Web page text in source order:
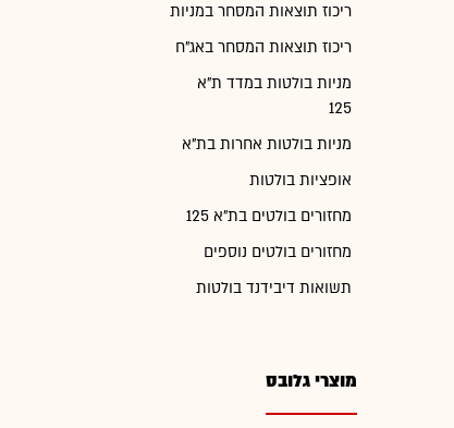
ריכוז תוצאות המסחר במניות
ריכוז תוצאות המסחר באג"ח
מניות בולטות במדד ת"א
125
מניות בולטות אחרות בת"א
אופציות בולטות
מחזורים בולטים בת"א 125
מחזורים בולטים נוספים
תשואות דיבידנד בולטות
מוצרי גלובס